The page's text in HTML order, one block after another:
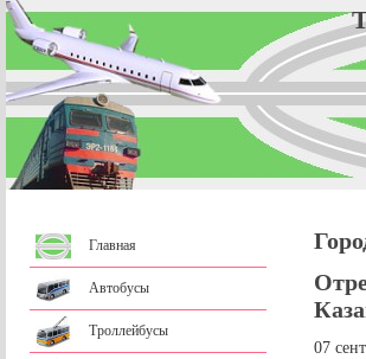
Главная
Автобусы
Троллейбусы
07